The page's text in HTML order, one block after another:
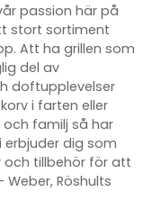
passion här på
stort sortiment
Att ha grillen som
del av
doftupplevelser
i farten eller
familj så har
erbjuder dig som
och tillbehör för att
Röshults